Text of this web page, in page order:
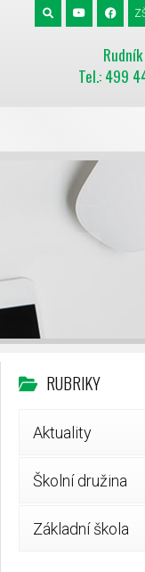
Tel.: 499
RUBRIKY
Aktuality
Školní družina
Základní škola